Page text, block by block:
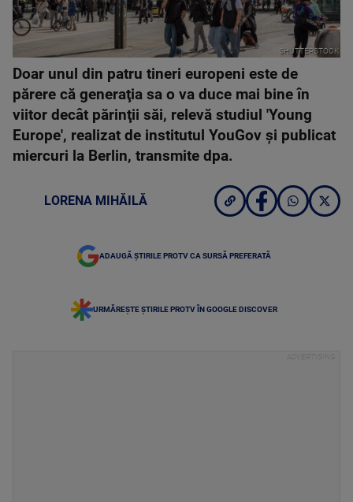
SHUTTERSTOCK
Doar unul din patru tineri europeni este de
părere că generaţia sa o va duce mai bine în
viitor decât părinţii săi, relevă studiul 'Young
Europe', realizat de institutul YouGov şi publicat
miercuri la Berlin, transmite dpa.
LORENA MIHĂILĂ
ADAUGĂ ȘTIRILE PROTV CA SURSĂ PREFERATĂ
URMĂREȘTE ȘTIRILE PROTV ÎN GOOGLE DISCOVER